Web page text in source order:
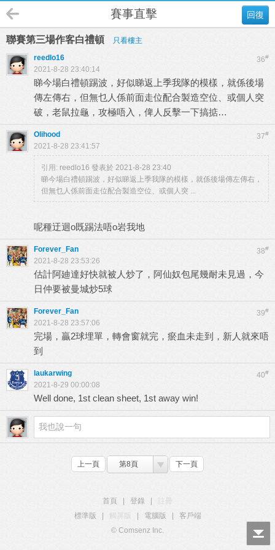
回復
賽事直擊
聯賽第三場作客白禮頓 只看樓主
36#
reedlo16
2021-8-28 23:40:14
睇今場白禮頓踢波，好似睇返上季我隊的模樣，就係後場
傳左傳右，但無乜人係前面走位配合製造空位、或個人突
破，老鼠拉龜，攻極唔入，俾人反擊一下搞掂…
37#
Olihood
2021-8-28 23:41:57
引用: reedlo16 發表於 2021-8-28 23:40
睇今場白禮頓踢波，好似睇返上季我隊的模樣，就係後場傳左傳右，
但無乜人係前面走位配合製造空位、或個人突 ...
呢種迂迴o既踢法唔o岩我地
38#
Forever_Fan
2021-8-28 23:53:26
估計阿廸達好快就被人炒了，阿仙奴包尾幾耐未見過，今
日仲要被曼城炒5球
39#
Forever_Fan
2021-8-28 23:57:06
完場，贏2球埋單，轉會窗就完，瘀血未走到，新人就來唔
到
40#
laukarwing
2021-8-29 00:00:08
Well done, 1st clean sheet, 1st away win!
上一頁 第8頁 下一頁
首頁 登錄
標準版
觸屏版 電腦版
客戶端
© Comsenz Inc.